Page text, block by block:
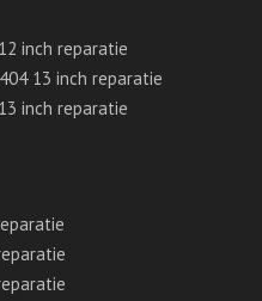
inch reparatie
13 inch reparatie
inch reparatie